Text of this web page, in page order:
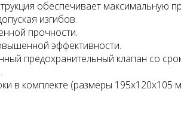
обеспечивает максимальную
изгибов.
прочности.
эффективности.
предохранительный клапан со
в комплекте (размеры 195x120x105